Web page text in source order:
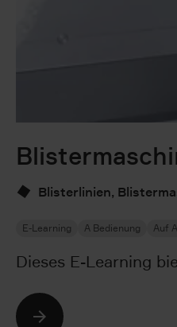
Blisterlinien,
E-Learning A Bedienung Auf
Dieses E-Learning